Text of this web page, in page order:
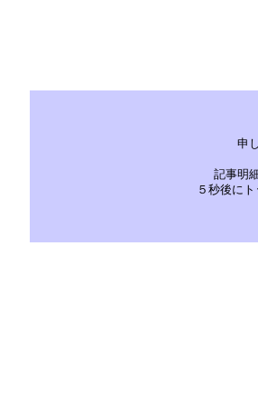
申
記事明
５秒後に